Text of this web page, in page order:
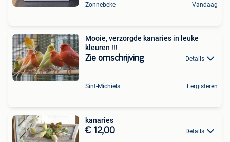
Zonnebeke Vandaag
Mooie, verzorgde kanaries in leuke
kleuren !!!
Zie omschrijving Details
Sint-Michiels Eergisteren
kanaries
€ 12,00 Details